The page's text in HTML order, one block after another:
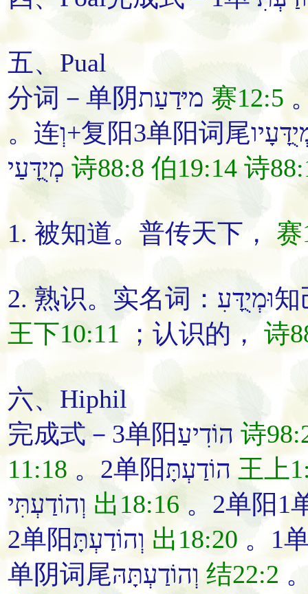
五、Pual
赛12:5
诗88:8 伯19:14 诗
1. 被知道。 普传天下 ， 赛
2. 熟识 。实名词：וּמְיֻדָּעִ知
王下10:11 ； 认识的 ， 诗
六、Hiphil
诗
11:18
王上
出18:16
出18:20
结22:2